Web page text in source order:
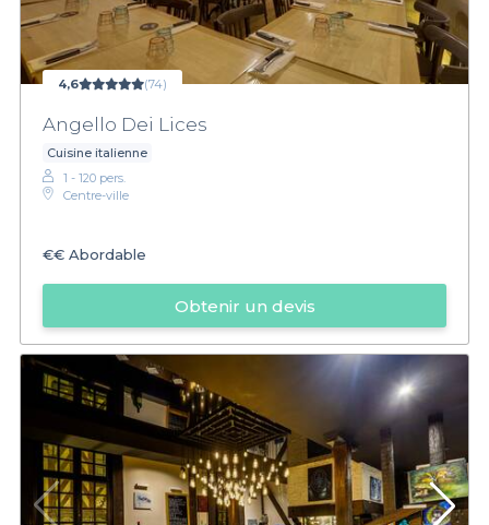
4,6 (74)
Angello Dei Lices
Cuisine italienne
1 - 120 pers.
Centre-ville
€€ Abordable
Obtenir un devis